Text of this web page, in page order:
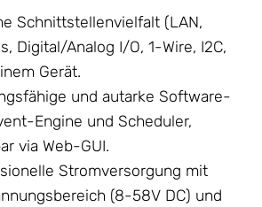
Schnittstellenvielfalt (LAN,
Digital/Analog I/O, 1-Wire, I2C,
Gerät.
und autarke Software-
Engine und Scheduler,
via Web-GUI.
Stromversorgung mit
(8-58V DC) und